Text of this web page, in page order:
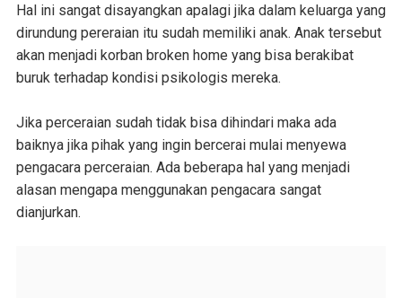
Hal ini sangat disayangkan apalagi jika dalam keluarga yang
dirundung pereraian itu sudah memiliki anak. Anak tersebut
akan menjadi korban broken home yang bisa berakibat
buruk terhadap kondisi psikologis mereka.
Jika perceraian sudah tidak bisa dihindari maka ada
baiknya jika pihak yang ingin bercerai mulai menyewa
pengacara perceraian. Ada beberapa hal yang menjadi
alasan mengapa menggunakan pengacara sangat
dianjurkan.